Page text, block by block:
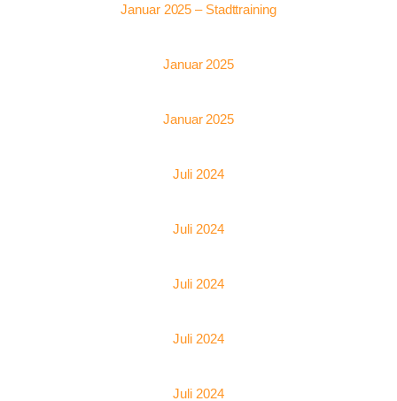
Januar 2025 – Stadttraining
Januar 2025
Januar 2025
Juli 2024
Juli 2024
Juli 2024
Juli 2024
Juli 2024